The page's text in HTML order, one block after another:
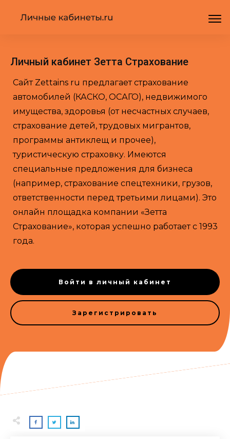
Личный кабинет Зетта Страхование
Сайт Zettains ru предлагает страхование
автомобилей (КАСКО, ОСАГО), недвижимого
имущества, здоровья (от несчастных случаев,
страхование детей, трудовых мигрантов,
программы антиклещ и прочее),
туристическую страховку. Имеются
специальные предложения для бизнеса
(например, страхование спецтехники, грузов,
ответственности перед третьими лицами). Это
онлайн площадка компании «Зетта
Страхование», которая успешно работает с 1993
года.
Войти в личный кабинет
Зарегистрировать